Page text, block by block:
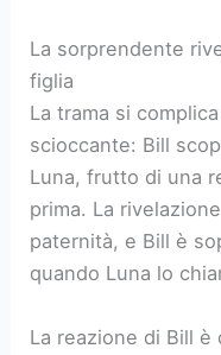
La sorprendente
figlia
La trama si
scioccante: Bill
Luna, frutto di una
prima. La
paternità, e Bill è
quando Luna lo
La reazione di Bill è